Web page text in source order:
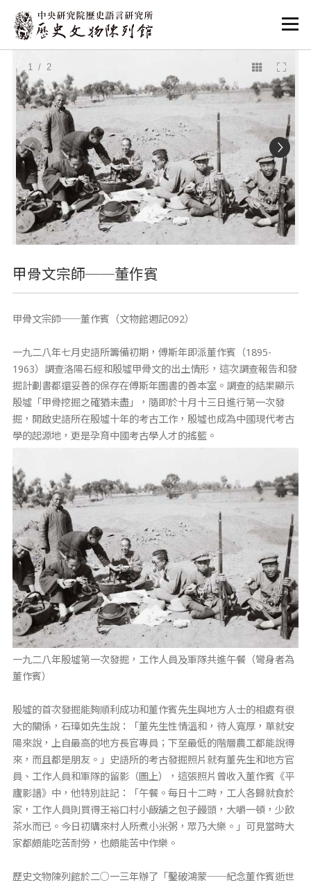
:::
:::
1/ 2
甲骨文宗師──董作賓
甲骨文宗師──董作賓（文物館週記092）
一九二八年七月史語所籌備初期，傅斯年即派董作賓（1895-
1963）調查洛陽石經和殷墟甲骨文的出土情形，這次調查報告和發
掘計劃書都還妥善的保存在傅斯年圖書的善本室。調查的結果顯示
殷墟「甲骨挖掘之確猶未盡」，隨即於十月十三日進行第一次發
掘，開啟史語所在殷墟十年的考古工作，殷墟也成為中國現代考古
學的起源地，更是孕育中國考古學人才的搖籃。
一九二八年殷墟第一次發掘，工作人員及軍隊共進午餐（彎身者為
董作賓）
殷墟的首次發掘能夠順利成功和董作賓先生與地方人士的相處有很
大的關係，石璋如先生說：「董先生性情溫和，待人寬厚，單就安
陽來說，上自最高的地方長官專員；下至最低的階層農工都能說得
來，而且都是朋友。」史語所的考古發掘照片就有董先生和地方官
員、工作人員和軍隊的留影（圖上），這張照片曾收入董作賓《平
廬影譜》中，他特別註記：「午餐。每日十二時，工人各歸就食於
家，工作人員則買得王裕口村小飯舖之包子饅頭，大嚼一頓，少飲
茶水而已。今日初購來村人所煮小米粥，眾乃大樂。」可見當時大
家都頗能吃苦耐勞，也頗能苦中作樂。
歷史文物陳列館於二○一三年辦了「鑿破鴻蒙──紀念董作賓逝世